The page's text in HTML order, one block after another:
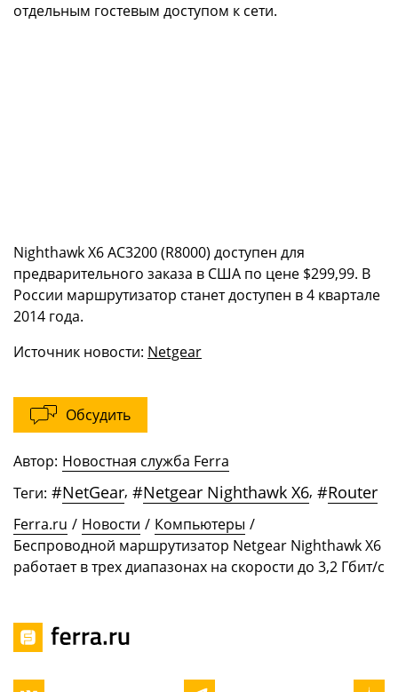
отдельным гостевым доступом к сети.
Nighthawk X6 AC3200 (R8000) доступен для
предварительного заказа в США по цене $299,99. В
России маршрутизатор станет доступен в 4 квартале
2014 года.
Источник новости: Netgear
Обсудить
Автор: Новостная служба Ferra
Теги: #NetGear, #Netgear Nighthawk X6, #Router
Ferra.ru / Новости / Компьютеры /
Беспроводной маршрутизатор Netgear Nighthawk X6
работает в трех диапазонах на скорости до 3,2 Гбит/с